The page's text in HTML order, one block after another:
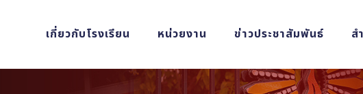
เกี่ยวกับโรงเรียน หน่วยงาน ข่าวประชาสัมพันธ์ ส